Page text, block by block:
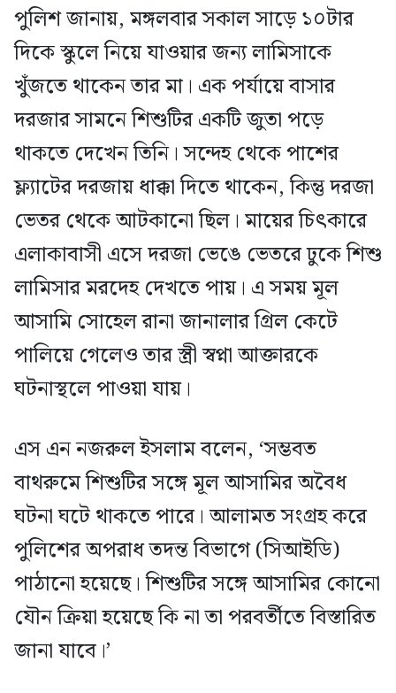
পুলিশ জানায়, মঙ্গলবার সকাল সাড়ে ১০টার
দিকে স্কুলে নিয়ে যাওয়ার জন্য লামিসাকে
খুঁজতে থাকেন তার মা। এক পর্যায়ে বাসার
দরজার সামনে শিশুটির একটি জুতা পড়ে
থাকতে দেখেন তিনি। সন্দেহ থেকে পাশের
ফ্ল্যাটের দরজায় ধাক্কা দিতে থাকেন, কিন্তু দরজা
ভেতর থেকে আটকানো ছিল। মায়ের চিৎকারে
এলাকাবাসী এসে দরজা ভেঙে ভেতরে ঢুকে শিশু
লামিসার মরদেহ দেখতে পায়। এ সময় মূল
আসামি সোহেল রানা জানালার গ্রিল কেটে
পালিয়ে গেলেও তার স্ত্রী স্বপ্না আক্তারকে
ঘটনাস্থলে পাওয়া যায়।
এস এন নজরুল ইসলাম বলেন, ‘সম্ভবত
বাথরুমে শিশুটির সঙ্গে মূল আসামির অবৈধ
ঘটনা ঘটে থাকতে পারে। আলামত সংগ্রহ করে
পুলিশের অপরাধ তদন্ত বিভাগে (সিআইডি)
পাঠানো হয়েছে। শিশুটির সঙ্গে আসামির কোনো
যৌন ক্রিয়া হয়েছে কি না তা পরবর্তীতে বিস্তারিত
জানা যাবে।’